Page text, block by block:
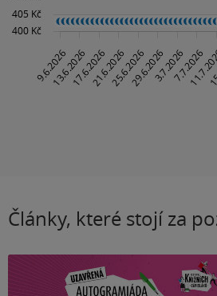
Články, které stojí za